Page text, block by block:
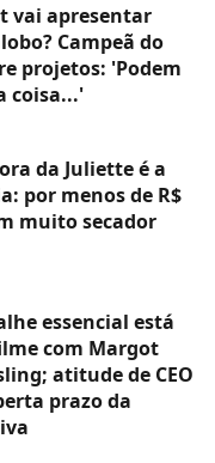
vai apresentar
Campeã do
projetos: 'Podem
coisa...'
da Juliette é a
por menos de R$
muito secador
essencial está
com Margot
atitude de CEO
prazo da